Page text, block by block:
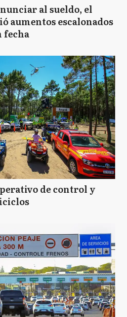
al sueldo, el
aumentos escalonados
fecha
de control y